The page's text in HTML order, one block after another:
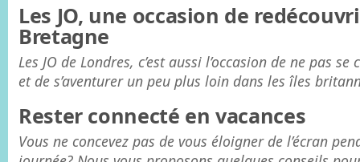
Les JO, une occasion de
Bretagne
Les JO de Londres, c’est aussi l’occasion de ne pas
et de s’aventurer un peu plus loin dans les îles
Rester connecté en vacances
Vous ne concevez pas de vous éloigner de l’écran